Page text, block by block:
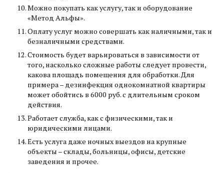
Можно покупать как услугу, так и оборудование
«Метод Альфы».
Оплату услуг можно совершать как наличными, так и
безналичными средствами.
Стоимость будет варьироваться в зависимости от
того, насколько сложные работы следует провести,
какова площадь помещения для обработки. Для
примера – дезинфекция однокомнатной квартиры
может обойтись в 6000 руб. с длительным сроком
действия.
Работает служба, как с физическими, так и
юридическими лицами.
Есть услуга даже ночных выездов на крупные
объекты – склады, больницы, офисы, детские
заведения и прочее.